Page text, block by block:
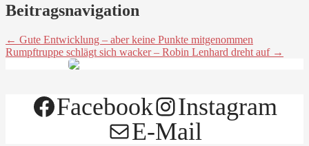
Beitragsnavigation
← Gute Entwicklung – aber keine Punkte mitgenommen
Rumpftruppe schlägt sich wacker – Robin Lenhard dreht auf →
Facebook
Instagram
E-Mail